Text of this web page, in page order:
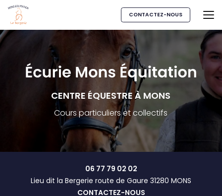
Aller
contenu
principal
CONTACTEZ-NOUS
CENTRE ÉQUESTRE À MONS
Cours particuliers et collectifs
06 77 79 02 02
Lieu dit la Bergerie route de Gaure 31280 MONS
CONTACTEZ-NOUS